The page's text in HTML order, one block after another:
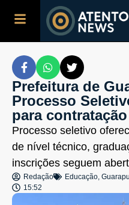
Prefeitura de
Processo
para
Processo seletivo
de nível técnico,
inscrições seguem
Redação Educação,
15:52